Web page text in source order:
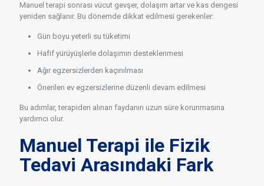
Manuel terapi sonrası vücut gevşer, dolaşım artar ve kas dengesi
yeniden sağlanır. Bu dönemde dikkat edilmesi gerekenler:
Gün boyu yeterli su tüketimi
Hafif yürüyüşlerle dolaşımın desteklenmesi
Ağır egzersizlerden kaçınılması
Önerilen ev egzersizlerine düzenli devam edilmesi
Bu adımlar, terapiden alınan faydanın uzun süre korunmasına
yardımcı olur.
Manuel Terapi ile Fizik
Tedavi Arasındaki Fark